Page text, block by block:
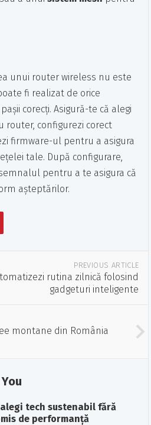
unui router wireless nu este
fi realizat de orice
corecți. Asigură-te că alegi
router, configurezi corect
firmware-ul pentru a asigura
tale. După configurare,
pentru a te asigura că
așteptărilor.
PREVIOUS ARTICLE
rutina zilnică folosind
gadgeturi inteligente
montane din România
alegi tech sustenabil fără
de performanță